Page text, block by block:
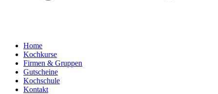
Home
Kochkurse
Firmen & Gruppen
Gutscheine
Kochschule
Kontakt